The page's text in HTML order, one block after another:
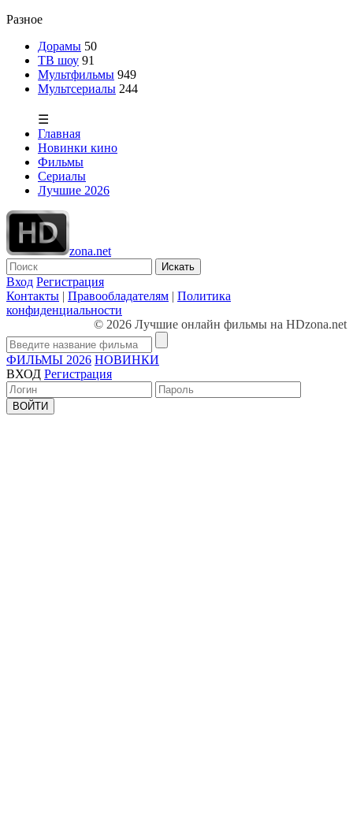
Разное
Дорамы 50
ТВ шоу 91
Мультфильмы 949
Мультсериалы 244
☰
Главная
Новинки кино
Фильмы
Сериалы
Лучшие 2026
zona.net
Искать
Вход Регистрация
Контакты | Правообладателям | Политика
конфиденциальности
© 2026 Лучшие онлайн фильмы на HDzona.net
ФИЛЬМЫ 2026 НОВИНКИ
ВХОД Регистрация